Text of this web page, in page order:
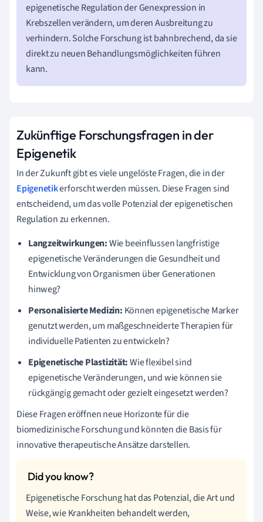
epigenetische Regulation der Genexpression in
Krebszellen verändern, um deren Ausbreitung zu
verhindern. Solche Forschung ist bahnbrechend, da sie
direkt zu neuen Behandlungsmöglichkeiten führen
kann.
Zukünftige Forschungsfragen in der
Epigenetik
In der Zukunft gibt es viele ungelöste Fragen, die in der
Epigenetikerforscht werden müssen. Diese Fragen sind
entscheidend, um das volle Potenzial der epigenetischen
Regulation zu erkennen.
Langzeitwirkungen:Wie beeinflussen langfristige
epigenetische Veränderungen die Gesundheit und
Entwicklung von Organismen über Generationen
hinweg?
Personalisierte Medizin: Können epigenetische Marker
genutzt werden, um maßgeschneiderte Therapien für
individuelle Patienten zu entwickeln?
Epigenetische Plastizität:Wie flexibel sind
epigenetische Veränderungen, und wie können sie
rückgängig gemacht oder gezielt eingesetzt werden?
Diese Fragen eröffnen neue Horizonte für die
biomedizinische Forschung und könnten die Basis für
innovative therapeutische Ansätze darstellen.
Epigenetische Forschung hat das Potenzial, die Art und
Weise, wie Krankheiten behandelt werden,